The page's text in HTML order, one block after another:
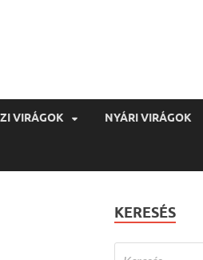
VIRÁGOK NYÁRI VIRÁGOK
KERESÉS